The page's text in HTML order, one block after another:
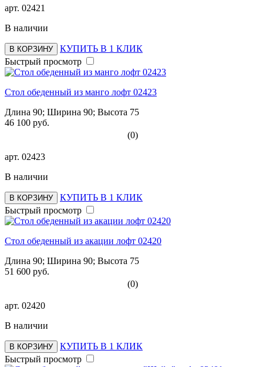
арт. 02421
В наличии
В КОРЗИНУ
КУПИТЬ В 1 КЛИК
Быстрый просмотр
Стол обеденный из манго лофт 02423
Длина 90; Ширина 90; Высота 75
46 100 руб.
(0)
арт. 02423
В наличии
В КОРЗИНУ
КУПИТЬ В 1 КЛИК
Быстрый просмотр
Стол обеденный из акации лофт 02420
Длина 90; Ширина 90; Высота 75
51 600 руб.
(0)
арт. 02420
В наличии
В КОРЗИНУ
КУПИТЬ В 1 КЛИК
Быстрый просмотр